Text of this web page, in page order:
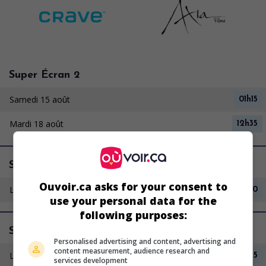
Super Écran 2
Samedi 15 août 01h15
Mardi 18 août 12h35
Super Écran 3
Lundi 10 août 07h00
Super Écran 4
Lundi 17 août 10h15
Ouvoir.ca asks for your consent to
use your personal data for the
following purposes:
Personalised advertising and content, advertising and
content measurement, audience research and
services development